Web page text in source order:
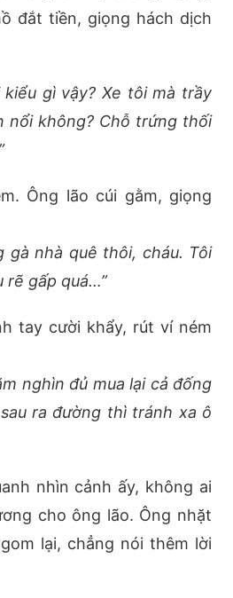
đắt tiền, giọng hách dịch
kiểu gì vậy? Xe tôi mà trầy
nổi không? Chỗ trứng thối
Ông lão cúi gằm, giọng
gà nhà quê thôi, cháu. Tôi
rẽ gấp quá…”
tay cười khẩy, rút ví ném
nghìn đủ mua lại cả đống
ra đường thì tránh xa ô
nhìn cảnh ấy, không ai
cho ông lão. Ông nhặt
lại, chẳng nói thêm lời